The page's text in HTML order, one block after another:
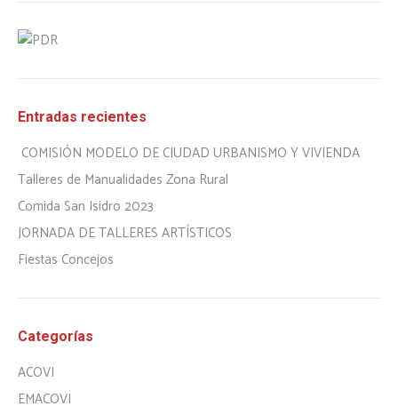
Entradas recientes
COMISIÓN MODELO DE CIUDAD URBANISMO Y VIVIENDA
Talleres de Manualidades Zona Rural
Comida San Isidro 2023
JORNADA DE TALLERES ARTÍSTICOS
Fiestas Concejos
Categorías
ACOVI
EMACOVI